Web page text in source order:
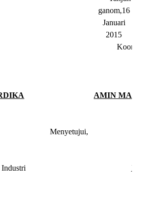
ganom,16
Januari
2015
K
AMIN
Menyetujui,
Industri